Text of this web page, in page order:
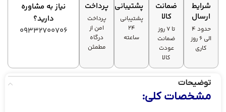
اقلام
همراه
اسپیکر:
کابل شارژ میکرو
USB
شرایط
ارسال
حدود 4
الی 6 روز
کاری
ضمانت
کالا
تا ۷ روز
ضمانت
عودت
کالا
پشتیبانی
پشتیبانی
۲۴
ساعته
پرداخت
پرداخت
امن از
درگاه
مطمئن
نیاز به مشاوره
دارید؟
09332700706
توضیحات
مشخصات کلی: